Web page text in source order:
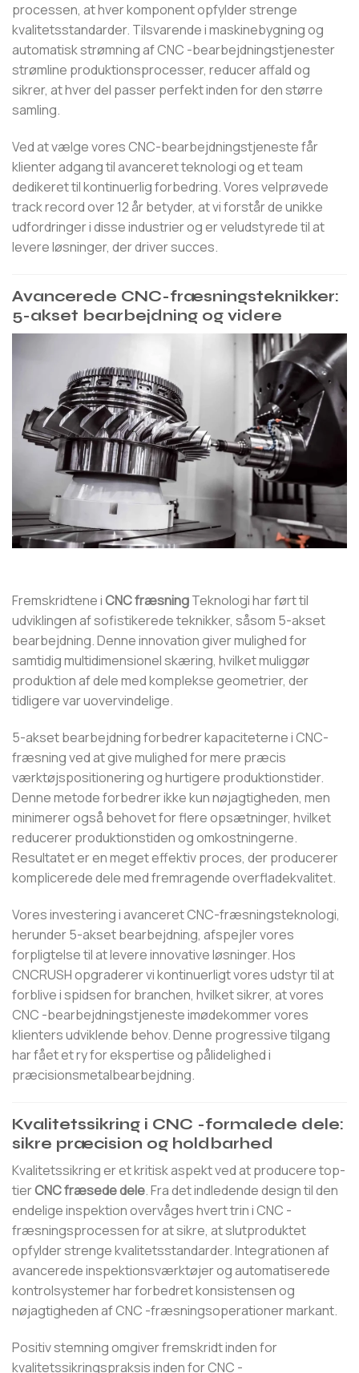
processen, at hver komponent opfylder strenge
kvalitetsstandarder. Tilsvarende i maskinebygning og
automatisk strømning af CNC -bearbejdningstjenester
strømline produktionsprocesser, reducer affald og
sikrer, at hver del passer perfekt inden for den større
samling.
Ved at vælge vores CNC-bearbejdningstjeneste får
klienter adgang til avanceret teknologi og et team
dedikeret til kontinuerlig forbedring. Vores velprøvede
track record over 12 år betyder, at vi forstår de unikke
udfordringer i disse industrier og er veludstyrede til at
levere løsninger, der driver succes.
Avancerede CNC-fræsningsteknikker:
5-akset bearbejdning og videre
Fremskridtene iCNC fræsningTeknologi har ført til
udviklingen af ​​sofistikerede teknikker, såsom 5-akset
bearbejdning. Denne innovation giver mulighed for
samtidig multidimensionel skæring, hvilket muliggør
produktion af dele med komplekse geometrier, der
tidligere var uovervindelige.
5-akset bearbejdning forbedrer kapaciteterne i CNC-
fræsning ved at give mulighed for mere præcis
værktøjspositionering og hurtigere produktionstider.
Denne metode forbedrer ikke kun nøjagtigheden, men
minimerer også behovet for flere opsætninger, hvilket
reducerer produktionstiden og omkostningerne.
Resultatet er en meget effektiv proces, der producerer
komplicerede dele med fremragende overfladekvalitet.
Vores investering i avanceret CNC-fræsningsteknologi,
herunder 5-akset bearbejdning, afspejler vores
forpligtelse til at levere innovative løsninger. Hos
CNCRUSH opgraderer vi kontinuerligt vores udstyr til at
forblive i spidsen for branchen, hvilket sikrer, at vores
CNC -bearbejdningstjeneste imødekommer vores
klienters udviklende behov. Denne progressive tilgang
har fået et ry for ekspertise og pålidelighed i
præcisionsmetalbearbejdning.
Kvalitetssikring i CNC -formalede dele:
sikre præcision og holdbarhed
Kvalitetssikring er et kritisk aspekt ved at producere top-
tierCNC fræsede dele. Fra det indledende design til den
endelige inspektion overvåges hvert trin i CNC -
fræsningsprocessen for at sikre, at slutproduktet
opfylder strenge kvalitetsstandarder. Integrationen af ​​
avancerede inspektionsværktøjer og automatiserede
kontrolsystemer har forbedret konsistensen og
nøjagtigheden af ​​CNC -fræsningsoperationer markant.
Positiv stemning omgiver fremskridt inden for
kvalitetssikringspraksis inden for CNC -